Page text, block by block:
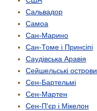
Сальвадор
Самоа
Сан-Марино
Сан-Томе і Принсіпі
Саудівська Аравія
Сейшельські острови
Сен-Бартельмі
Сен-Мартен
Сен-П'єр і Мікелон